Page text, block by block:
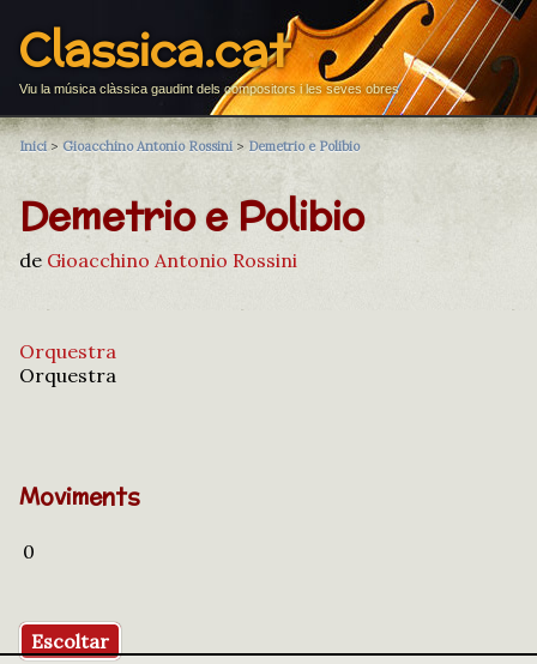
Classica.cat
Viu la música clàssica gaudint dels compositors i les seves obres
Inici> Gioacchino Antonio Rossini > Demetrio e Polibio
Demetrio e Polibio
de Gioacchino Antonio Rossini
Orquestra
Orquestra
Moviments
0
Escoltar